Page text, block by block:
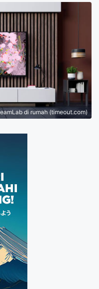
di rumah (timeout.com)